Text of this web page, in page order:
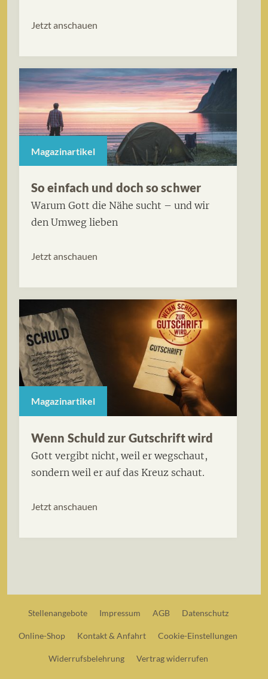
Jetzt anschauen
Magazinartikel
So einfach und doch so schwer
Warum Gott die Nähe sucht – und wir
den Umweg lieben
Jetzt anschauen
Magazinartikel
Wenn Schuld zur Gutschrift wird
Gott vergibt nicht, weil er wegschaut,
sondern weil er auf das Kreuz schaut.
Jetzt anschauen
Stellenangebote Impressum AGB Datenschutz
Online-Shop Kontakt & Anfahrt Cookie-Einstellungen
Widerrufsbelehrung Vertrag widerrufen